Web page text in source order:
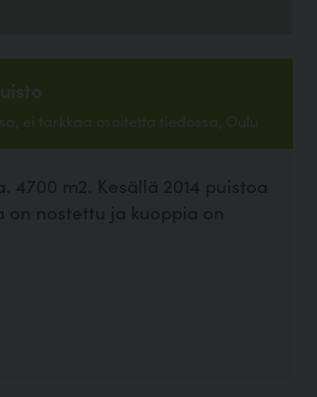
ei tarkkaa osoitetta tiedossa, Oulu
4700 m2. Kesällä 2014 puistoa
nostettu ja kuoppia on